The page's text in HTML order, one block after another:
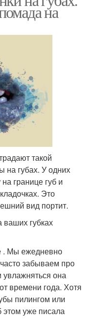
на
такой
на губах. У одних
границе губ и
Это
вид портит.
губках
. Мы ежедневно
забываем про
увлажняться она
времени года. Хотя
пилингом или
уже писала